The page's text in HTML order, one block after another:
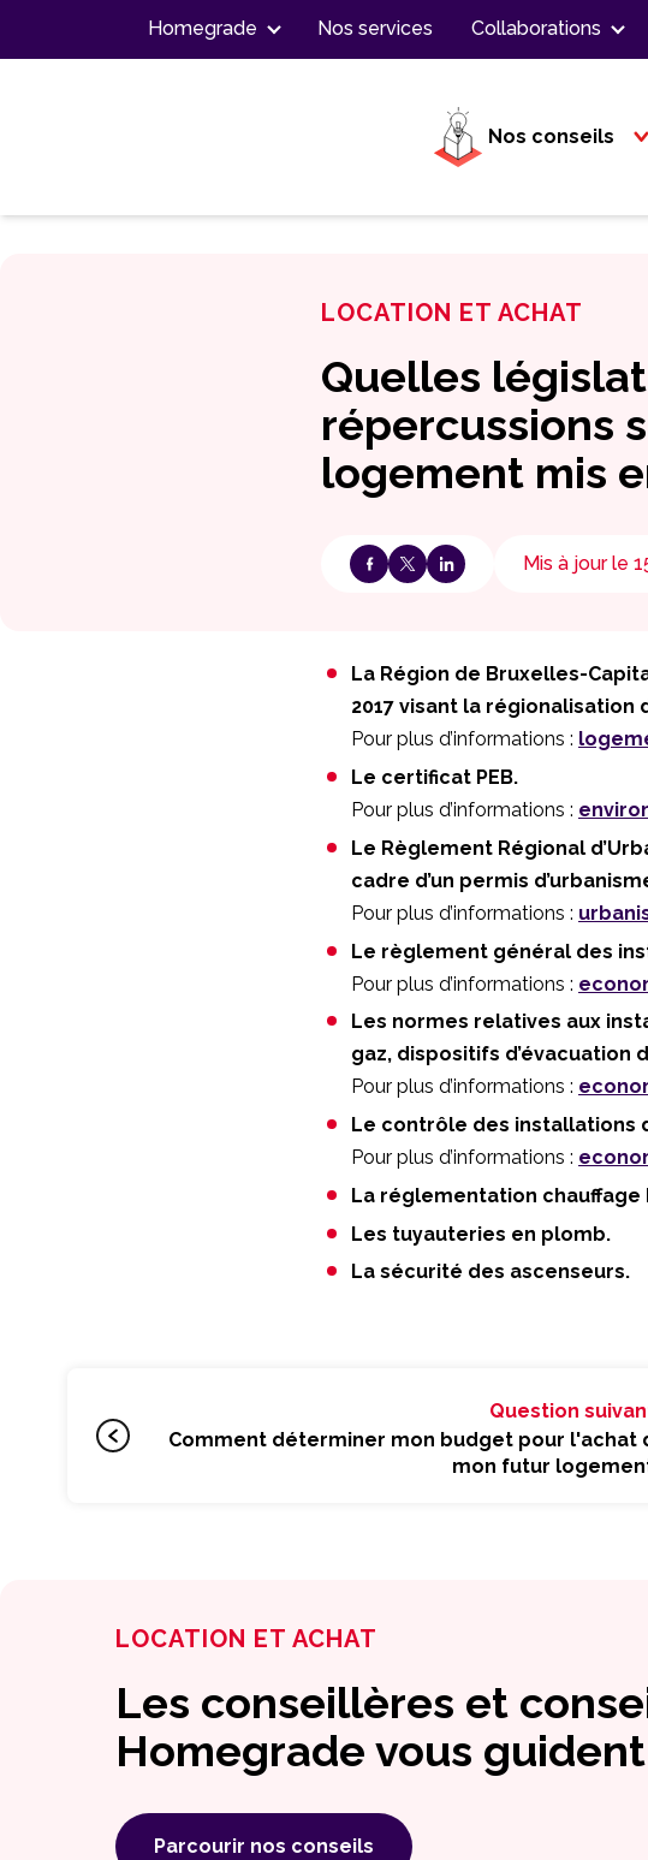
Homegrade Nos services Collaborations
Nos conseils
LOCATION ET ACHAT
Quelles
répercussions
logement mis
Mis à jour le
La Région de Bruxelles-
2017 visant la régionalisation
Pour plus d’informations :
Le certificat PEB.
Pour plus d’informations :
Le Règlement Régional
cadre d’un permis
Pour plus d’informations :
Le règlement général des
Pour plus d’informations :
Les normes relatives aux
gaz, dispositifs d’évacuation
Pour plus d’informations :
Le contrôle des installations
Pour plus d’informations :
La réglementation chauffage
Les tuyauteries en plomb.
La sécurité des ascenseurs.
Question
Comment déterminer mon budget pour l'achat
mon futur
LOCATION ET ACHAT
Les conseillères et
Homegrade vous guident
Parcourir nos conseils